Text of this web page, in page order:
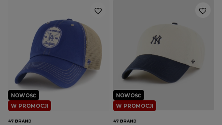
W PROMOCJI
NOWOŚĆ
47 BRAND
W PROMOCJI
NOWOŚĆ
47 BRAND